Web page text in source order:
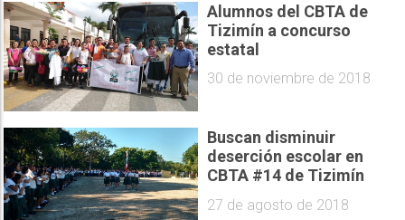
Alumnos del CBTA de
Tizimín a concurso
estatal
30 de noviembre de 2018
Buscan disminuir
deserción escolar en
CBTA #14 de Tizimín
27 de agosto de 2018